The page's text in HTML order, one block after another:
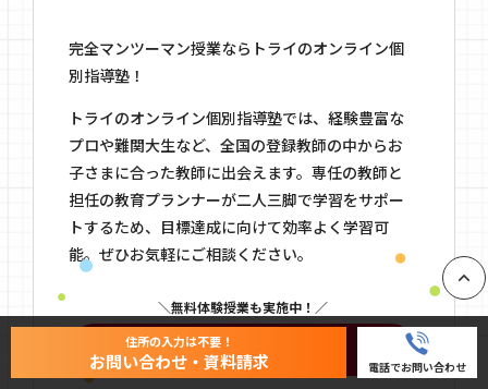
完全マンツーマン授業ならトライのオンライン個
別指導塾！
トライのオンライン個別指導塾では、経験豊富な
プロや難関大生など、全国の登録教師の中からお
子さまに合った教師に出会えます。専任の教師と
担任の教育プランナーが二人三脚で学習をサポー
トするため、目標達成に向けて効率よく学習可
能。ぜひお気軽にご相談ください。
無料体験授業も実施中！
公式ホームページはこちら
住所の入力は不要！
お問い合わせ・資料請求 電話でお問い合わせ